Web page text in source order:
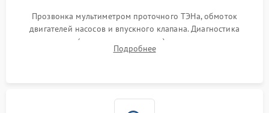
Прозвонка мультиметром проточного ТЭНа, обмоток
двигателей насосов и впускного клапана. Диагностика
прессостата (датчика уровня воды), датчика мутности,
концевика дверцы и электронного модуля управления.
Подробнее